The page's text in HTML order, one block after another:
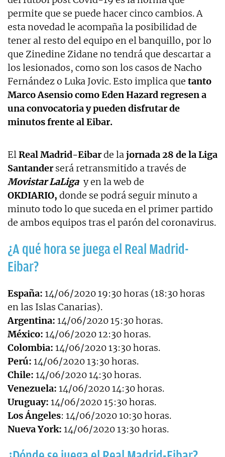
permite que se puede hacer cinco cambios. A
esta novedad le acompaña la posibilidad de
tener al resto del equipo en el banquillo, por lo
que Zinedine Zidane no tendrá que descartar a
los lesionados, como son los casos de Nacho
Fernández o Luka Jovic. Esto implica que tanto
Marco Asensio como Eden Hazard regresen a
una convocatoria y pueden disfrutar de
minutos frente al Eibar.
ElReal Madrid-Eibarde lajornada 28 de la Liga
Santanderserá retransmitido a través de
Movistar LaLiga y en la web de
OKDIARIO, donde se podrá seguir minuto a
minuto todo lo que suceda en el primer partido
de ambos equipos tras el parón del coronavirus.
¿A qué hora se juega el Real Madrid-
Eibar?
España: 14/06/2020 19:30 horas (18:30 horas
en las Islas Canarias).
Argentina: 14/06/2020 15:30 horas.
México: 14/06/2020 12:30 horas.
Colombia: 14/06/2020 13:30 horas.
Perú: 14/06/2020 13:30 horas.
Chile: 14/06/2020 14:30 horas.
Venezuela: 14/06/2020 14:30 horas.
Uruguay: 14/06/2020 15:30 horas.
Los Ángeles: 14/06/2020 10:30 horas.
NuevaYork: 14/06/2020 13:30 horas.